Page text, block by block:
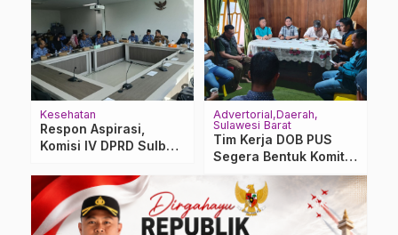
Kesehatan
Respon Aspirasi,
Komisi IV DPRD Sulbar
RSUD Sulbar
Advertorial Daerah
Sulawesi Barat
Tim Kerja DOB PUS
Segera Bentuk Komite
pada 30 Mei 2026